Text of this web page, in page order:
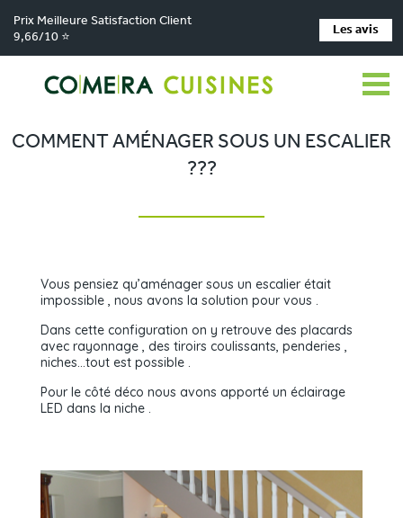
Prix Meilleure Satisfaction Client
9,66/10 ⭐
Les avis
Comera Cuisines > Nos magasins de cuisine > Cuisiniste Bourbon-Lancy >
Réalisations > Comment aménager sous un escalier ???
COMMENT AMÉNAGER SOUS UN ESCALIER
???
Vous pensiez qu’aménager sous un escalier était
impossible , nous avons la solution pour vous .
Dans cette configuration on y retrouve des placards
avec rayonnage , des tiroirs coulissants, penderies ,
niches…tout est possible .
Pour le côté déco nous avons apporté un éclairage
LED dans la niche .